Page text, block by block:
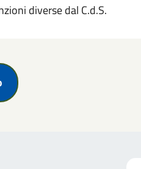
diverse dal C.d.S.